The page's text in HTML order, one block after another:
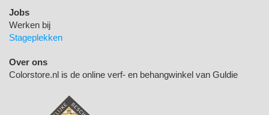
Jobs
Werken bij
Stageplekken
Over ons
Colorstore.nl is de online verf- en behangwinkel van Guldie